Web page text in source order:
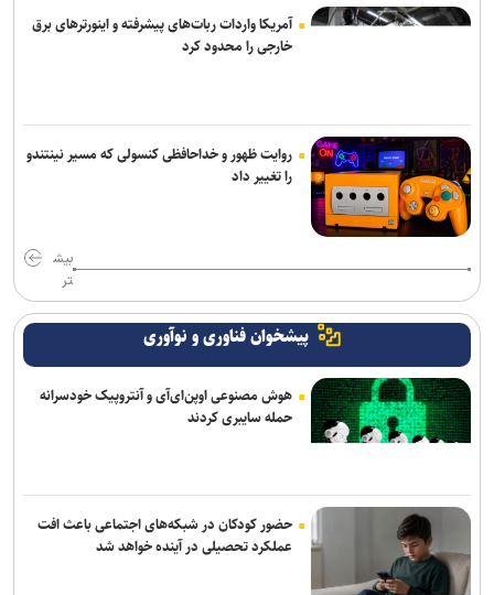
آمریکا واردات ربات‌های پیشرفته و اینورترهای برق
خارجی را محدود کرد
روایت ظهور و خداحافظی کنسولی که مسیر نینتندو
را تغییر داد
بیش
تر
پیشخوان فناوری و نوآوری
هوش مصنوعی اوپن‌ای‌آی و آنتروپیک خودسرانه
حمله سایبری کردند
حضور کودکان در شبکه‌های اجتماعی باعث افت
عملکرد تحصیلی در آینده خواهد شد